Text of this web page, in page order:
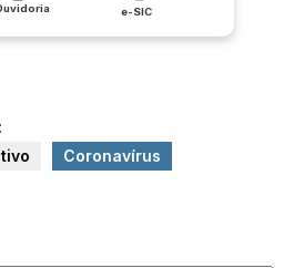
e-SIC
Coronavírus